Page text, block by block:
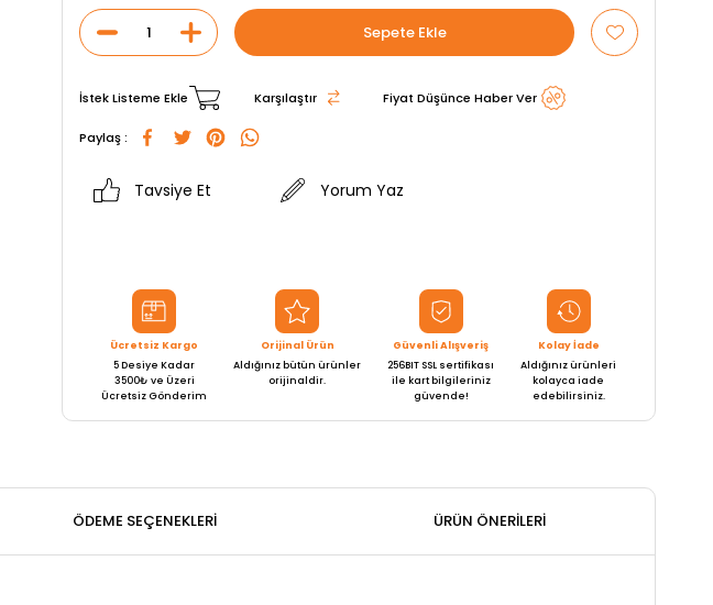
İstek Listeme Ekle Karşılaştır Fiyat Düşünce Haber Ver
Paylaş :
Tavsiye Et Yorum Yaz
Ücretsiz Kargo
5 Desiye Kadar
3500₺ ve Üzeri
Ücretsiz Gönderim
Orijinal Ürün
Aldığınız bütün ürünler
orijinaldir.
Güvenli Alışveriş
256BIT SSL sertifikası
ile kart bilgileriniz
güvende!
Kolay İade
Aldığınız ürünleri
kolayca iade
edebilirsiniz.
ÖDEME SEÇENEKLERI ÜRÜN ÖNERILERI